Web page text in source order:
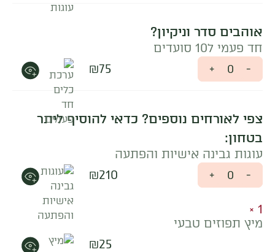
אוהבים סדר וניקיון?
חד פעמי ל10 סועדים
₪75
צפי לאורחים נוספים? כדאי להוסיף ליתר
בטחון:
עוגות גבינה אישיות והפתעה
₪210
מיץ תפוזים טבעי
₪25